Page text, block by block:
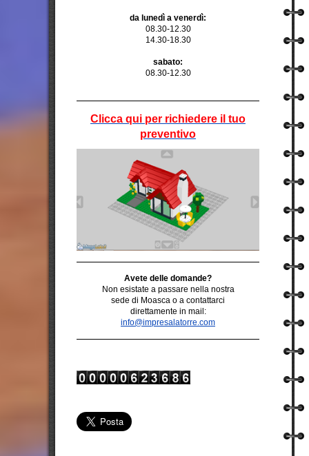
da lunedì a venerdì:
08.30-12.30
14.30-18.30
sabato:
08.30-12.30
Clicca qui per richiedere il tuo
preventivo
Avete delle domande?
Non esistate a passare nella nostra
sede di Moasca o a contattarci
direttamente in mail:
info@impresalatorre.com